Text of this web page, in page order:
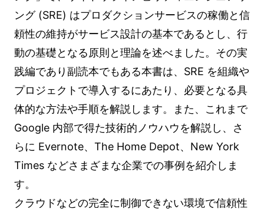
ング (SRE) はプロダクションサービスの稼働と信
頼性の維持がサービス設計の基本であるとし、行
動の基礎となる原則と理論を述べました。その実
践編であり副読本でもある本書は、SRE を組織や
プロジェクトで導入するにあたり、必要となる具
体的な方法や手順を解説します。また、これまで
Google 内部で得た技術的ノウハウを解説し、さ
らに Evernote、The Home Depot、New York
Times などさまざまな企業での事例を紹介しま
す。
クラウドなどの完全に制御できない環境で信頼性